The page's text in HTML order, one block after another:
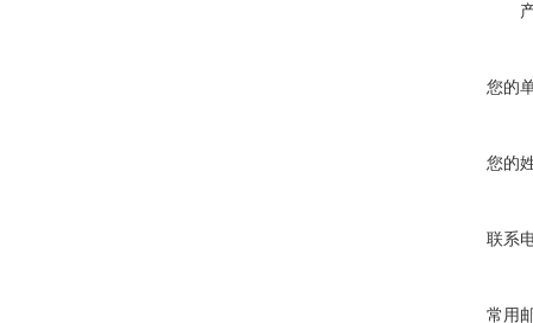
您的
您的
联系
常用